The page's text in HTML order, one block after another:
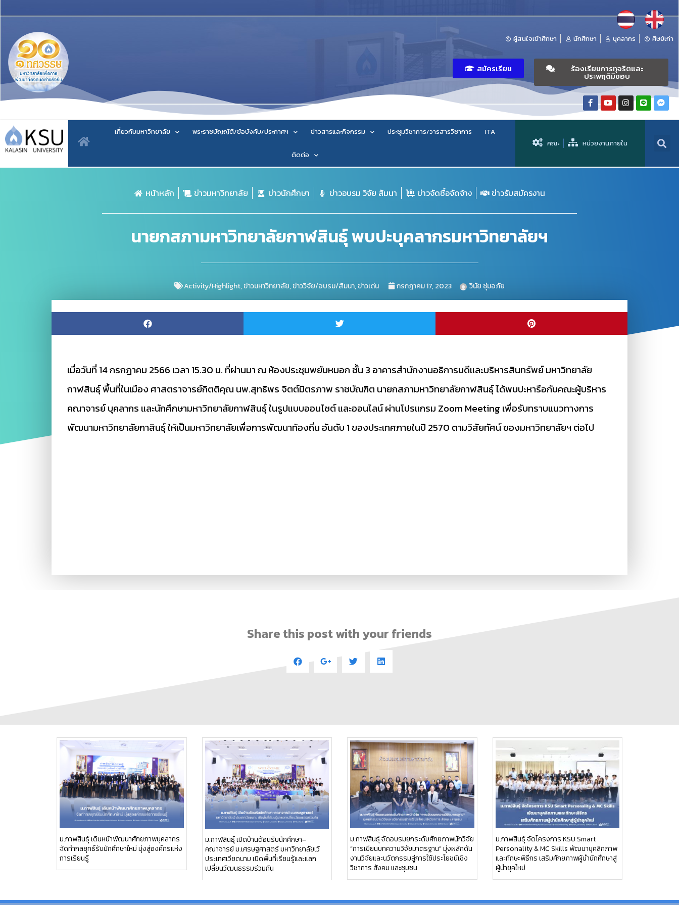
ผู้สนใจเข้าศึกษา นักศึกษา บุคลากร ศิษย์เก่า
สมัครเรียน ร้องเรียนการทุจริตและ
ประพฤติมิชอบ
เกี่ยวกับมหาวิทยาลัย พระราชบัญญัติ/ข้อบังคับ/ประกาศฯ ข่าวสารและกิจกรรม ประชุมวิชาการ/วารสารวิชาการ ITA
ติดต่อ
คณะ หน่วยงานภายใน
หน้าหลัก ข่าวมหาวิทยาลัย ข่าวนักศึกษา ข่าวอบรม วิจัย สัมนา ข่าวจัดซื้อจัดจ้าง ข่าวรับสมัครงาน
นายกสภามหาวิทยาลัยกาฬสินธุ์ พบปะบุคลากรมหาวิทยาลัยฯ
Activity/Highlight,ข่าวมหาวิทยาลัย,ข่าววิจัย/อบรม/สัมนา,ข่าวเด่น กรกฎาคม 17, 2023 วินัย ชุ่มอภัย
เมื่อวันที่ 14 กรกฎาคม 2566 เวลา 15.30 น. ที่ผ่านมา ณ ห้องประชุมพยับหมอก ชั้น 3 อาคารสำนักงานอธิการบดีและบริหารสินทรัพย์ มหาวิทยาลัย
กาฬสินธุ์ พื้นที่ในเมือง ศาสตราจารย์กิตติคุณ นพ.สุทธิพร จิตต์มิตรภาพ ราชบัณฑิต นายกสภามหาวิทยาลัยกาฬสินธุ์ ได้พบปะหารือกับคณะผู้บริหาร
คณาจารย์ บุคลากร และนักศึกษามหาวิทยาลัยกาฬสินธุ์ ในรูปแบบออนไซต์ และออนไลน์ ผ่านโปรแกรม Zoom Meeting เพื่อรับทราบแนวทางการ
พัฒนามหาวิทยาลัยกาสินธุ์ ให้เป็นมหาวิทยาลัยเพื่อการพัฒนาท้องถิ่น อันดับ 1 ของประเทศภายในปี 2570 ตามวิสัยทัศน์ ของมหาวิทยาลัยฯ ต่อไป
Share this post with your friends
ม.กาฬสินธุ์ เดินหน้าพัฒนาศักยภาพบุคลากร
จัดทำกลยุทธ์รับนักศึกษาใหม่ มุ่งสู่องค์กรแห่ง
การเรียนรู้
ม.กาฬสินธุ์ เปิดบ้านต้อนรับนักศึกษา–
คณาจารย์ ม.เศรษฐศาสตร์ มหาวิทยาลัยเว้
ประเทศเวียดนาม เปิดพื้นที่เรียนรู้และแลก
เปลี่ยนวัฒนธรรมร่วมกัน
ม.กาฬสินธุ์ จัดอบรมยกระดับศักยภาพนักวิจัย
“การเขียนบทความวิจัยมาตรฐาน” มุ่งผลักดัน
งานวิจัยและนวัตกรรมสู่การใช้ประโยชน์เชิง
วิชาการ สังคม และชุมชน
ม.กาฬสินธุ์ จัดโครงการ KSU Smart
Personality & MC Skills พัฒนาบุคลิกภาพ
และทักษะพิธีกร เสริมศักยภาพผู้นำนักศึกษาสู่
ผู้นำยุคใหม่